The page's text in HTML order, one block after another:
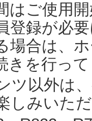
はご使用
登録が必
場合は、
きを行っ
ツ以外は
しみいた